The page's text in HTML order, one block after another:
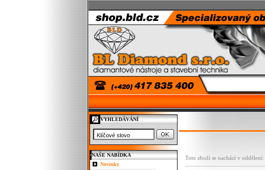
VYHLEDÁVÁNÍ
NAŠE NABÍDKA
Novinky
Toto zboží se nachází v oddělení: